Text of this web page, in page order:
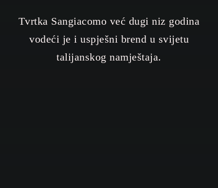
Tvrtka Sangiacomo već dugi niz godina
vodeći je i uspješni brend u svijetu
talijanskog namještaja.